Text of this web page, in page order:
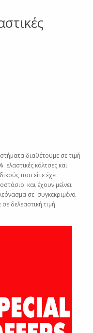
διαθέτουμε σε τιμή
κάλτσες και
που είτε έχει
και έχουν μείνει
σε συγκεκριμένα
δελεαστική τιμή.